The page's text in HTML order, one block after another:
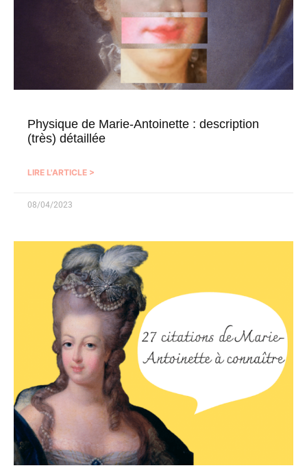
Physique de Marie-Antoinette : description
(très) détaillée
LIRE L'ARTICLE >
08/04/2023